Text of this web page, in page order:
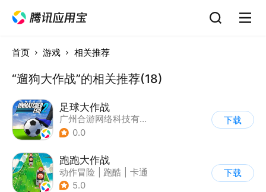
首页 游戏 相关推荐
“遛狗大作战”的相关推荐(18)
足球大作战
广州合游网络科技有限公司
0.0
下载
跑跑大作战
动作冒险 跑酷
卡通
5.0
下载